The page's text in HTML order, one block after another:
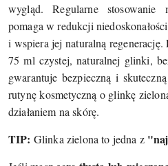
wygląd. Regularne
pomaga w redukcji
i wspiera jej naturalną
75 ml czystej, naturalnej glinki,
gwarantuje bezpieczną i
rutynę kosmetyczną o glinkę
działaniem na skórę.
TIP: Glinka zielona to jedna z